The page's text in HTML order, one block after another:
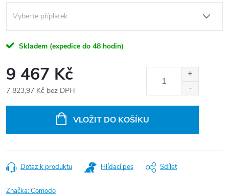
Skladem (expedice do 48 hodin)
9 467 Kč
7 823,97 Kč bez DPH
VLOŽIT DO KOŠÍKU
Dotaz k produktu Hlídací pes Sdílet
Značka:Comodo